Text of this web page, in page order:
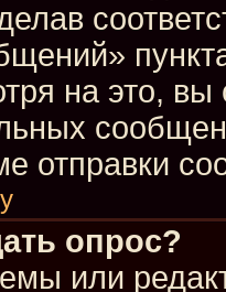
на это,
отправки
опрос?
или